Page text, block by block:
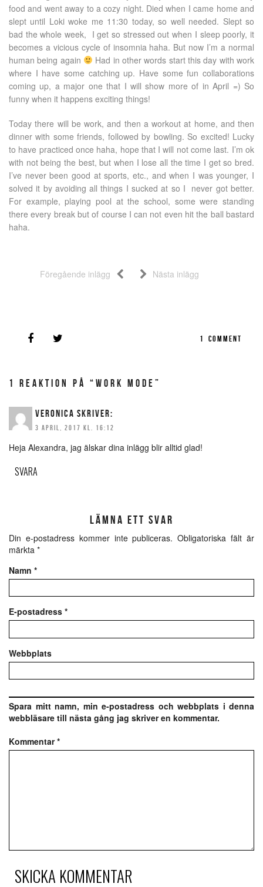
food and went away to a cozy night. Died when I came home and
slept until Loki woke me 11:30 today, so well needed. Slept so
bad the whole week, I get so stressed out when I sleep poorly, it
becomes a vicious cycle of insomnia haha. But now I’m a normal
human being again
Had in other words start this day with work
where I have some catching up. Have some fun collaborations
coming up, a major one that I will show more of in April =) So
funny when it happens exciting things!
Today there will be work, and then a workout at home, and then
dinner with some friends, followed by bowling. So excited! Lucky
to have practiced once haha, hope that I will not come last. I’m ok
with not being the best, but when I lose all the time I get so bred.
I’ve never been good at sports, etc., and when I was younger, I
solved it by avoiding all things I sucked at so I never got better.
For example, playing pool at the school, some were standing
there every break but of course I can not even hit the ball bastard
haha.
Föregående inlägg Nästa inlägg
1 COMMENT
1 REAKTION PÅ “WORK MODE”
VERONICA SKRIVER:
3 APRIL, 2017 KL. 16:12
Heja Alexandra, jag älskar dina inlägg blir alltid glad!
SVARA
LÄMNA ETT SVAR
Din e-postadress kommer inte publiceras. Obligatoriska fält är
märkta *
Namn *
E-postadress *
Webbplats
Spara mitt namn, min e-postadress och webbplats i denna
webbläsare till nästa gång jag skriver en kommentar.
Kommentar*
SKICKA KOMMENTAR